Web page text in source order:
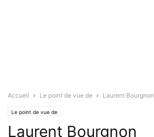
Accueil Le point de vue de Laurent Bourgnon
Le point de vue de
Laurent Bourgnon